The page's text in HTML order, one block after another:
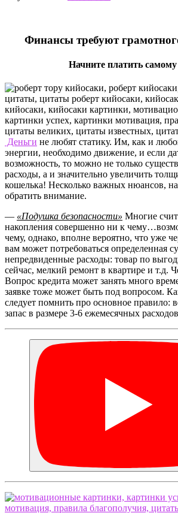
Финансы требуют
Начните платить самому
Деньги не любят статику. Им, как и
энергии, необходимо движение, и если
возможность, то можно не только
расходы, а и значительно увеличить
кошелька! Несколько важных нюансов,
обратить внимание.
— «Подушка безопасности» Многие
накопления совершенно ни к
чему, однако, вполне вероятно, что уже
вам может потребоваться определенная
непредвиденные расходы: товар по
сейчас, мелкий ремонт в квартире и т.д.
Вопрос кредита может занять много
заявке тоже может быть под вопросом.
следует помнить про основное правило:
запас в размере 3-6 ежемесячных